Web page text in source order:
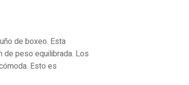
de boxeo. Esta
de peso equilibrada. Los
Esto es